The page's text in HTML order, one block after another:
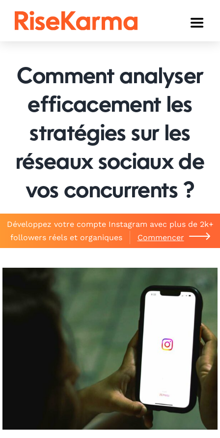
Toggle
TikTok
YouTube
Twitter (𝕏)
Autres
Panier
Comment analyser
efficacement les
stratégies sur les
réseaux sociaux de
vos concurrents ?
Développez votre compte Instagram avec plus de 2k+
followers réels et organiques
Commencer